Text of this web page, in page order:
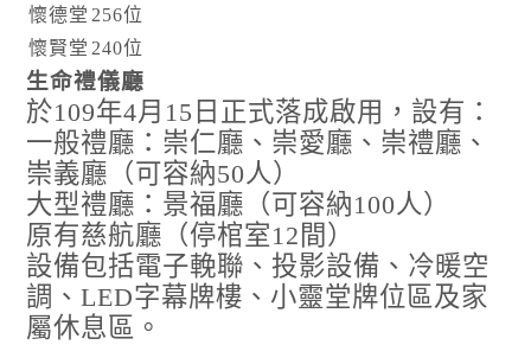
懷德堂 256位
懷賢堂 240位
生命禮儀廳
於109年4月15日正式落成啟用，設有：
一般禮廳：崇仁廳、崇愛廳、崇禮廳、
崇義廳（可容納50人）
大型禮廳：景福廳（可容納100人）
原有慈航廳（停棺室12間）
設備包括電子輓聯、投影設備、冷暖空
調、LED字幕牌樓、小靈堂牌位區及家
屬休息區。